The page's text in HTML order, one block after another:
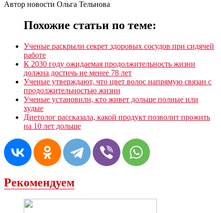
Автор новости Ольга Тельнова
Похожие статьи по теме:
Ученые раскрыли секрет здоровых сосудов при сидячей
работе
К 2030 году ожидаемая продолжительность жизни
должна достичь не менее 78 лет
Ученые утверждают, что цвет волос напрямую связан с
продолжительностью жизни
Ученые установили, кто живет дольше полные или
худые
Диетолог рассказала, какой продукт позволит прожить
на 10 лет дольше
Рекомендуем